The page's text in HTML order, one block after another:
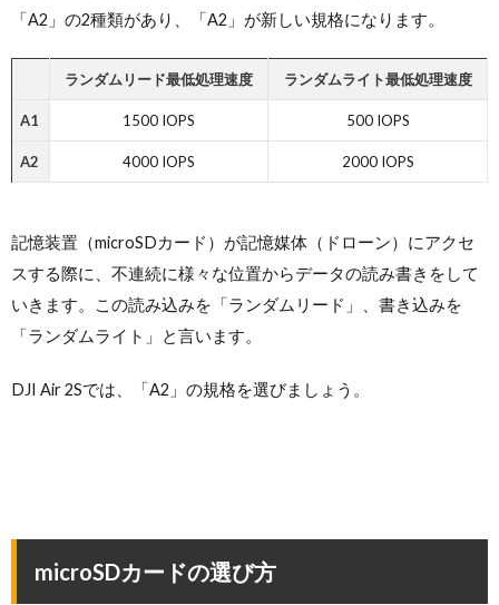
「A2」の2種類があり、「A2」が新しい規格になります。
ランダムリード最低処理速度 ランダムライト最低処理速度
A1 1500 IOPS 500 IOPS
A2 4000 IOPS 2000 IOPS
記憶装置（microSDカード）が記憶媒体（ドローン）にアクセ
スする際に、不連続に様々な位置からデータの読み書きをして
いきます。この読み込みを「ランダムリード」、書き込みを
「ランダムライト」と言います。
DJI Air 2Sでは、「A2」の規格を選びましょう。
microSDカードの選び方